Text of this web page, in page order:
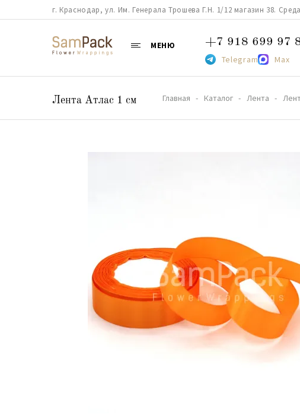
г. Краснодар, ул. Им. Генерала Трошева Г.Н. 1/12 магазин 38.
МЕНЮ +7 918 699 97
Telegram Max
Лента Атлас 1 см Главная Каталог Лента